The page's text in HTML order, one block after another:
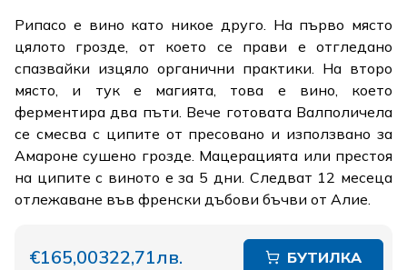
Рипасо е вино като никое друго. На първо място
цялото грозде, от което се прави е отгледано
спазвайки изцяло органични практики. На второ
място, и тук е магията, това е вино, което
ферментира два пъти. Вече готовата Валполичела
се смесва с ципите от пресовано и използвано за
Амароне сушено грозде. Мацерацията или престоя
на ципите с виното е за 5 дни. Следват 12 месеца
отлежаване във френски дъбови бъчви от Алие.
€165,00322,71лв. БУТИЛКА